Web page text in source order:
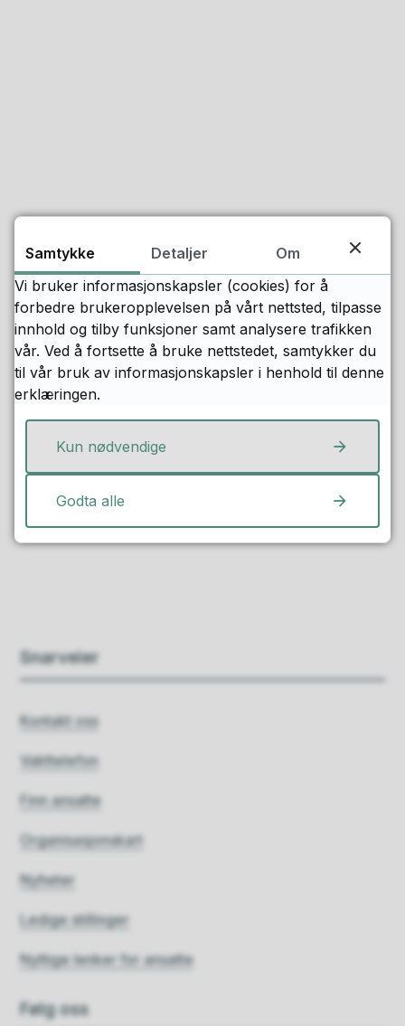
Fant du det du lette etter?
Snarveier
Kontakt oss
Vakttelefon
Finn ansatte
Organisasjonskart
Nyheter
Ledige stillinger
Nyttige lenker for ansatte
Følg oss
Samtykke Detaljer
Om
Vi bruker informasjonskapsler (cookies) for å
forbedre brukeropplevelsen på vårt nettsted, tilpasse
innhold og tilby funksjoner samt analysere trafikken
vår. Ved å fortsette å bruke nettstedet, samtykker du
til vår bruk av informasjonskapsler i henhold til denne
erklæringen.
Kun nødvendige
Godta alle